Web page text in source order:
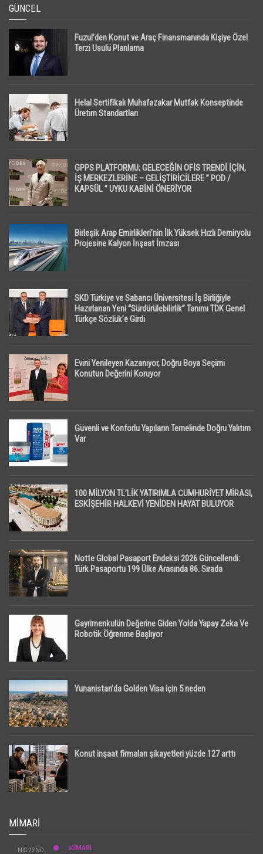
GÜNCEL
Fuzul’den Konut ve Araç Finansmanında Kişiye Özel
Terzi Usulü Planlama
Helal Sertifikalı Muhafazakar Mutfak Konseptinde
Üretim Standartları
GPPS PLATFORMU; GELECEĞİN OFİS TRENDİ İÇİN,
İŞ MERKEZLERİNE – GELİŞTİRİCİLERE ” POD /
KAPSÜL ” UYKU KABİNİ ÖNERİYOR
Birleşik Arap Emirlikleri’nin İlk Yüksek Hızlı Demiryolu
Projesine Kalyon İnşaat İmzası
SKD Türkiye ve Sabancı Üniversitesi İş Birliğiyle
Hazırlanan Yeni “Sürdürülebilirlik” Tanımı TDK Genel
Türkçe Sözlük’e Girdi
Evini Yenileyen Kazanıyor, Doğru Boya Seçimi
Konutun Değerini Koruyor
Güvenli ve Konforlu Yapıların Temelinde Doğru Yalıtım
Var
100 MİLYON TL’LİK YATIRIMLA CUMHURİYET MİRASI,
ESKİŞEHİR HALKEVİ YENİDEN HAYAT BULUYOR
Notte Global Pasaport Endeksi 2026 Güncellendi:
Türk Pasaportu 199 Ülke Arasında 86. Sırada
Gayrimenkulün Değerine Giden Yolda Yapay Zeka Ve
Robotik Öğrenme Başlıyor
Yunanistan’da Golden Visa için 5 neden
Konut inşaat firmaları şikayetleri yüzde 127 arttı
MIMARI
NIS 22ND
MİMARİ